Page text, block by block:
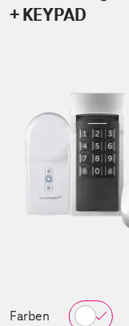
+ KEYPAD
Farben